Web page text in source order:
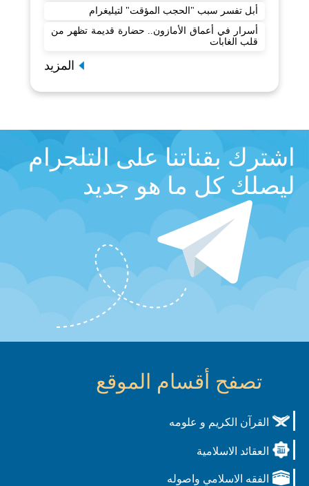
أبل تفسر سبب "الحجب المؤقت" لتيليغرام
أسرار في أعماق الأمازون.. حضارة قديمة تظهر من
قلب الغابات
المزيد
اشترك بقناتنا على التلجرام
ليصلك كل ما هو جديد
تصفح أقسام الموقع
القرآن الكريم و علومه
العقائد الاسلامية
الفقه الاسلامي واصوله